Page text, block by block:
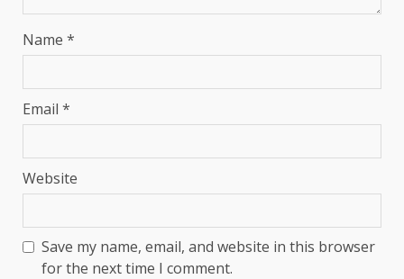
Name *
Email *
Website
Save my name, email, and website in this browser
for the next time I comment.